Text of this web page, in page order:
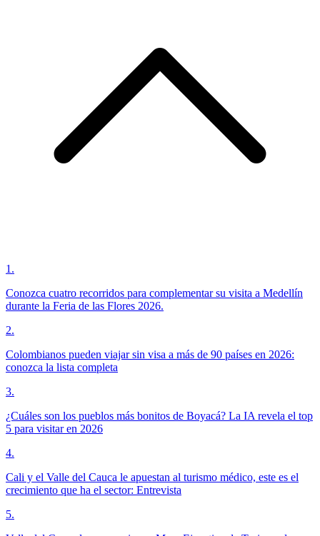
1 .
Conozca cuatro recorridos para complementar su visita a Medellín
durante la Feria de las Flores 2026.
2.
Colombianos pueden viajar sin visa a más de 90 países en 2026:
conozca la lista completa
3.
¿Cuáles son los pueblos más bonitos de Boyacá? La IA revela el top
5 para visitar en 2026
4.
Cali y el Valle del Cauca le apuestan al turismo médico, este es el
crecimiento que ha el sector: Entrevista
5.